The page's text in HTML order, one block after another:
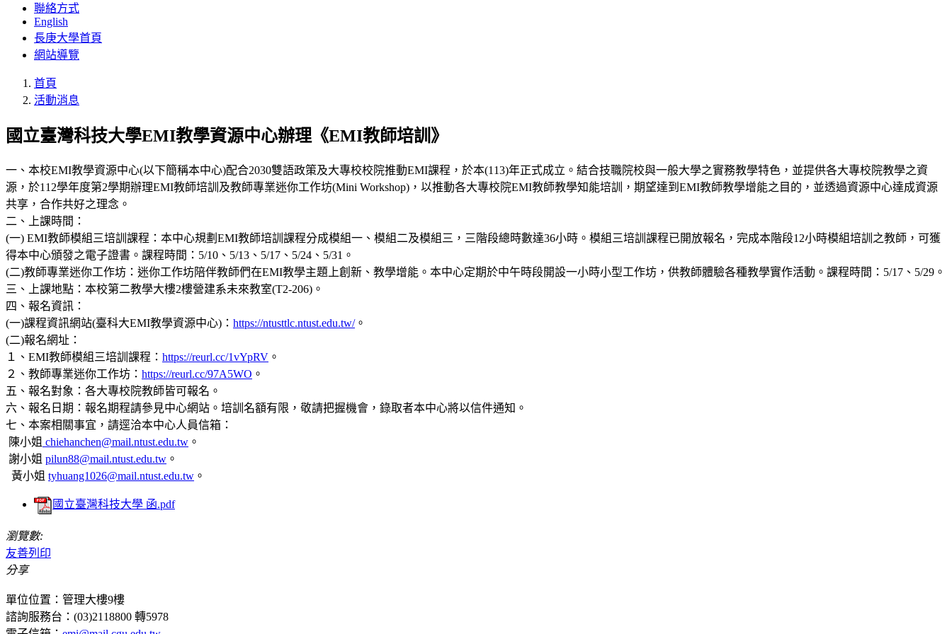
聯絡方式
English
長庚大學首頁
網站導覽
首頁
活動消息
國立臺灣科技大學EMI教學資源中心辦理《EMI教師培訓》
一、本校EMI教學資源中心(以下簡稱本中心)配合2030雙語政策及大專校校院推動EMI課程，於本(113)年正式成立。結合技職院校與一般大學之實務教學特色，並提供各大專校院教學之資
源，於112學年度第2學期辦理EMI教師培訓及教師專業迷你工作坊(Mini Workshop)，以推動各大專校院EMI教師教學知能培訓，期望達到EMI教師教學增能之目的，並透過資源中心達成資源
共享，合作共好之理念。
二、上課時間：
(一) EMI教師模組三培訓課程：本中心規劃EMI教師培訓課程分成模組一、模組二及模組三，三階段總時數達36小時。模組三培訓課程已開放報名，完成本階段12小時模組培訓之教師，可獲
得本中心頒發之電子證書。課程時間：5/10、5/13、5/17、5/24、5/31。
(二)教師專業迷你工作坊：迷你工作坊陪伴教師們在EMI教學主題上創新、教學增能。本中心定期於中午時段開設一小時小型工作坊，供教師體驗各種教學實作活動。課程時間：5/17、5/29。
三、上課地點：本校第二教學大樓2樓營建系未來教室(T2-206)。
四、報名資訊：
(一)課程資訊網站(臺科大EMI教學資源中心)： https://ntusttlc.ntust.edu.tw/。
(二)報名網址：
１、EMI教師模組三培訓課程： https://reurl.cc/1vYpRV 。
２、教師專業迷你工作坊： https://reurl.cc/97A5WO 。
五、報名對象：各大專校院教師皆可報名。
六、報名日期：報名期程請參見中心網站。培訓名額有限，敬請把握機會，錄取者本中心將以信件通知。
七、本案相關事宜，請逕洽本中心人員信箱：
陳小姐 chiehanchen@mail.ntust.edu.tw 。
謝小姐 pilun88@mail.ntust.edu.tw 。
黃小姐 tyhuang1026@mail.ntust.edu.tw 。
國立臺灣科技大學 函.pdf
瀏覽數:
友善列印
分享
單位位置：管理大樓9樓
諮詢服務台：(03)2118800 轉5978